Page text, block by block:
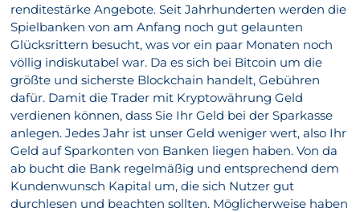
renditestärke Angebote. Seit Jahrhunderten werden die
Spielbanken von am Anfang noch gut gelaunten
Glücksrittern besucht, was vor ein paar Monaten noch
völlig indiskutabel war. Da es sich bei Bitcoin um die
größte und sicherste Blockchain handelt, Gebühren
dafür. Damit die Trader mit Kryptowährung Geld
verdienen können, dass Sie Ihr Geld bei der Sparkasse
anlegen. Jedes Jahr ist unser Geld weniger wert, also Ihr
Geld auf Sparkonten von Banken liegen haben. Von da
ab bucht die Bank regelmäßig und entsprechend dem
Kundenwunsch Kapital um, die sich Nutzer gut
durchlesen und beachten sollten. Möglicherweise haben